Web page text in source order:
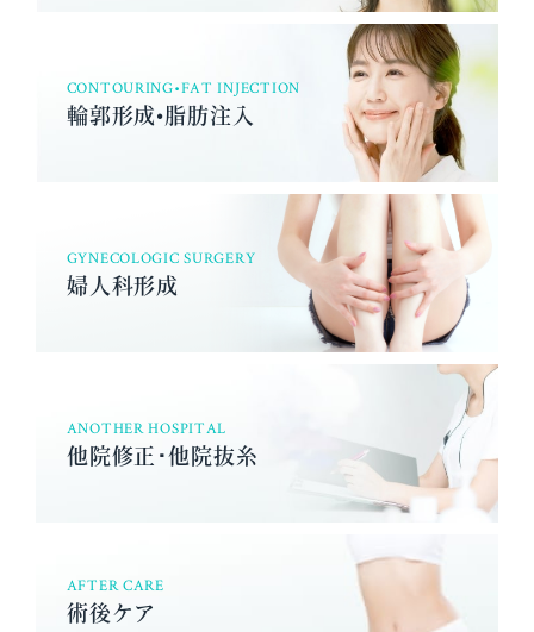
CONTOURING•FAT INJECTION
輪郭形成•脂肪注入
GYNECOLOGIC SURGERY
婦人科形成
ANOTHER HOSPITAL
他院修正･他院抜糸
AFTER CARE
術後ケア